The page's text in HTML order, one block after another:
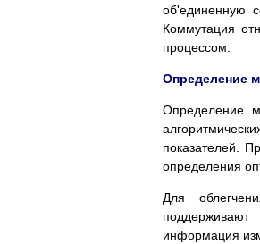
об'единенную
Коммутация
процессом.
Определение
Определение
показателей.
определения
Для
информация